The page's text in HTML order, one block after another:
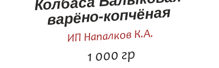
варёно-копчёная
ИП Напалков К.А.
1 000 гр